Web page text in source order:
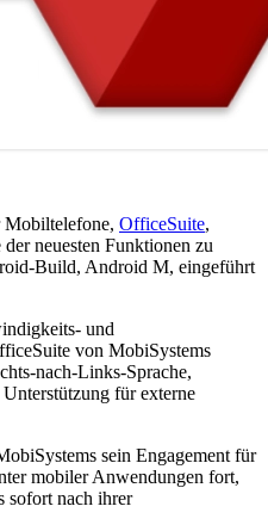
OfficeSuite,
neuesten Funktionen zu
Build, Android M, eingeführt
und
von MobiSystems
nach-Links-Sprache,
für externe
sein Engagement für
mobiler Anwendungen fort,
sofort nach ihrer